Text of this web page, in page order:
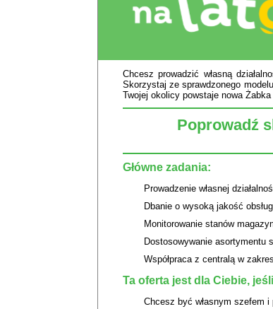
Chcesz prowadzić własną
Skorzystaj ze sprawdzonego
Twojej okolicy powstaje nowa
Poprowadź
Główne zadania:
Prowadzenie własnej
Dbanie o wysoką jakość
Monitorowanie stanów
Dostosowywanie asortymentu
Współpraca z centralą w
Ta oferta jest dla Ciebie,
Chcesz być własnym szefem